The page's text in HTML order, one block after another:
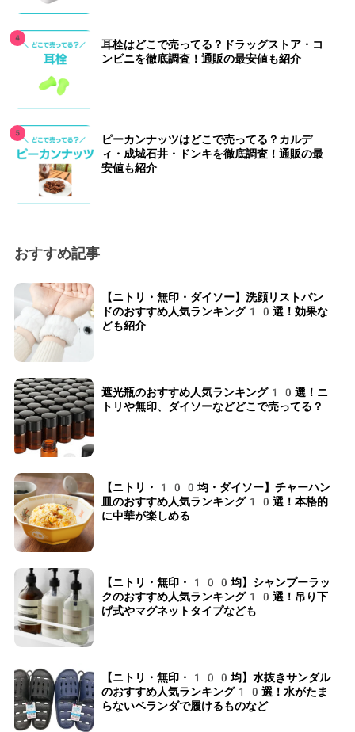
耳栓はどこで売ってる？ドラッグストア・コ
ンビニを徹底調査！通販の最安値も紹介
ピーカンナッツはどこで売ってる？カルデ
ィ・成城石井・ドンキを徹底調査！通販の最
安値も紹介
おすすめ記事
【ニトリ・無印・ダイソー】洗顔リストバン
ドのおすすめ人気ランキング10選！効果な
ども紹介
遮光瓶のおすすめ人気ランキング10選！ニ
トリや無印、ダイソーなどどこで売ってる？
【ニトリ・100均・ダイソー】チャーハン
皿のおすすめ人気ランキング10選！本格的
に中華が楽しめる
【ニトリ・無印・100均】シャンプーラッ
クのおすすめ人気ランキング10選！吊り下
げ式やマグネットタイプなども
【ニトリ・無印・100均】水抜きサンダル
のおすすめ人気ランキング10選！水がたま
らないベランダで履けるものなど